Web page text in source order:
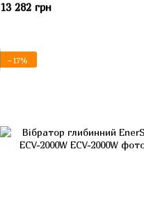
13 282 грн
−17%